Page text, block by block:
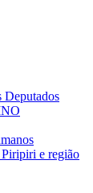
Deputados
e região